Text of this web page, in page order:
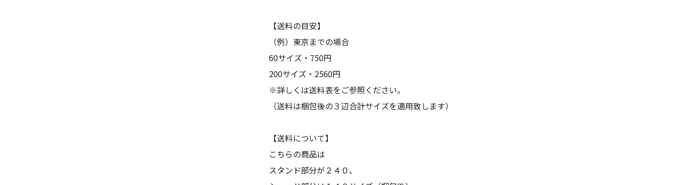
【送料の目安】
（例）東京までの場合
60サイズ・750円
200サイズ・2560円
※詳しくは送料表をご参照ください。
（送料は梱包後の３辺合計サイズを適用致します）
【送料について】
こちらの商品は
スタンド部分が２４０、